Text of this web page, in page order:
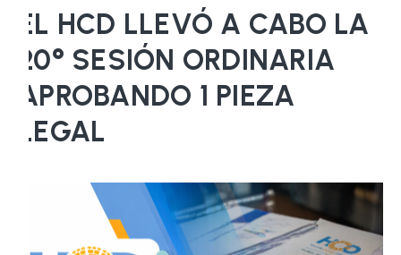
EL HCD LLEVÓ A CABO LA
20° SESIÓN ORDINARIA
APROBANDO 1 PIEZA
LEGAL